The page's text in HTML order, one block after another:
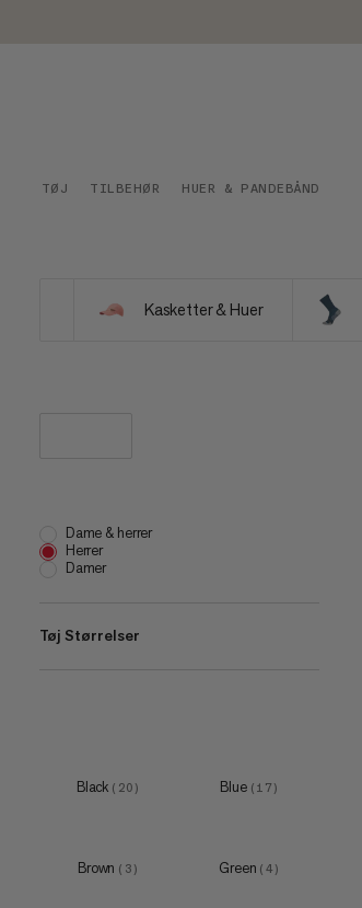
TØJ TILBEHØR HUER & PANDEBÅND
Kasketter & Huer
Dame & herrer
Herrer
Damer
Tøj Størrelser
Black ( 20 ) Blue ( 17 )
Brown ( 3 ) Green ( 4 )